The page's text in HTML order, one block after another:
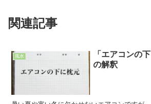
関連記事
風水
「エアコンの
の解釈